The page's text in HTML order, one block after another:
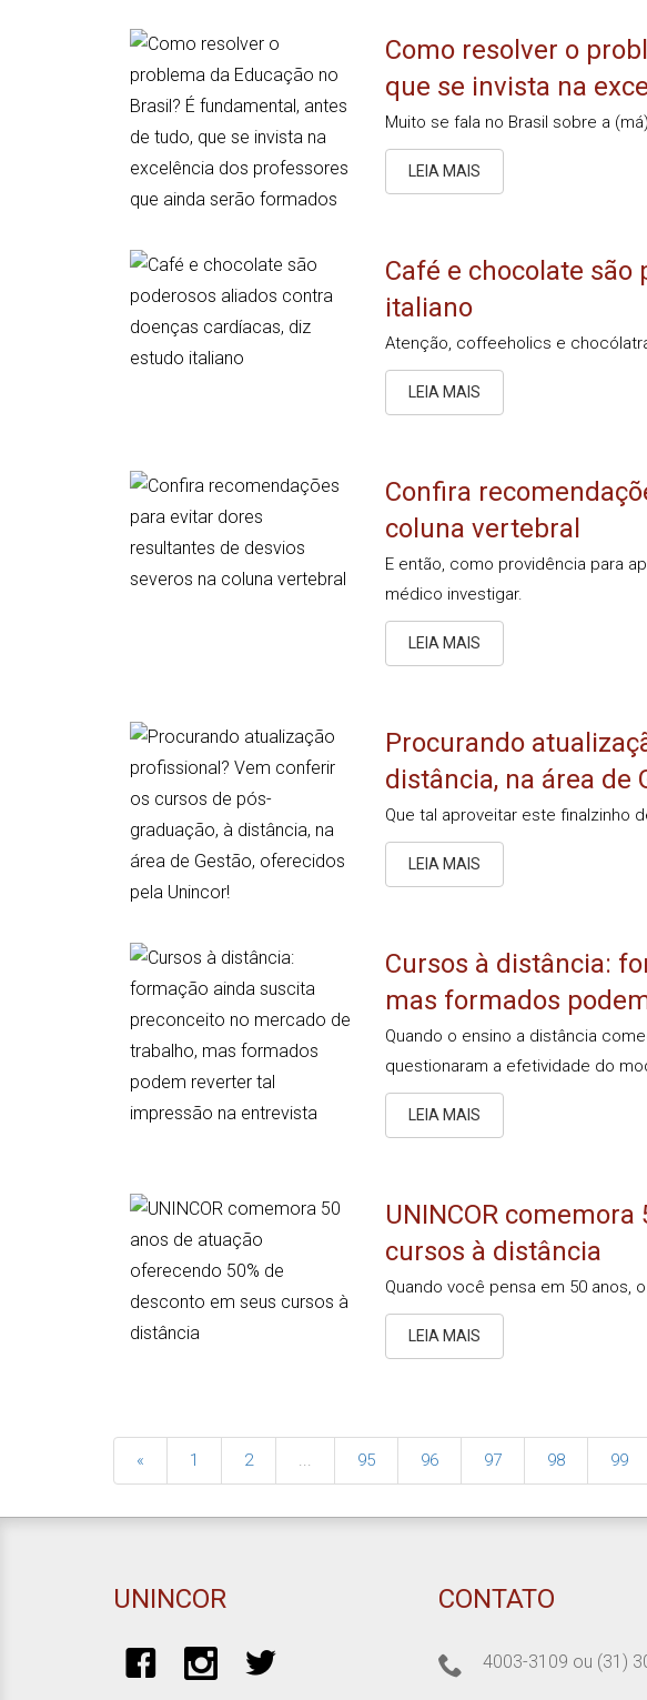
Como resolver o
que se invista na
Muito se fala no Brasil sobre a
LEIA MAIS
Café e chocolate
italiano
Atenção, coffeeholics e
LEIA MAIS
Confira
coluna vertebral
E então, como providência para
médico investigar.
LEIA MAIS
Procurando
distância, na área de
Que tal aproveitar este finalzinho
LEIA MAIS
Cursos à distância:
mas formados
Quando o ensino a distância
questionaram a efetividade do
LEIA MAIS
UNINCOR
cursos à distância
Quando você pensa em 50 anos,
LEIA MAIS
« 1 2 ... 95 96 97 98 99
UNINCOR CONTATO
4003-3109 ou (31)